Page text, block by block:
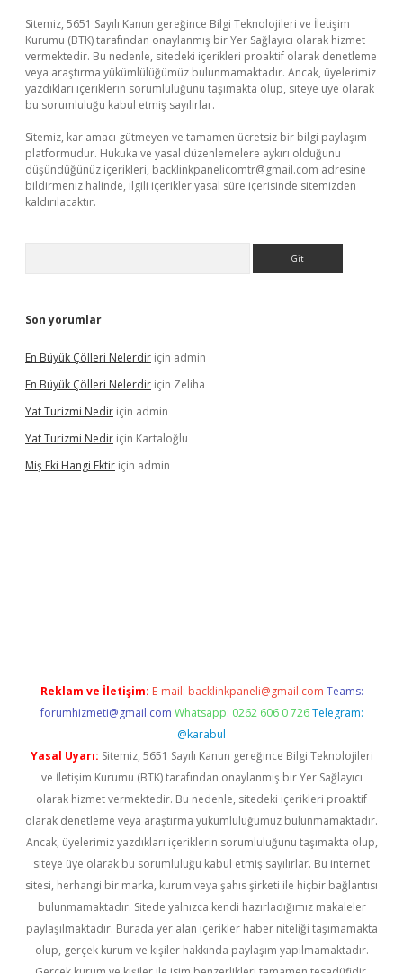
Sitemiz, 5651 Sayılı Kanun gereğince Bilgi Teknolojileri ve İletişim
Kurumu (BTK) tarafından onaylanmış bir Yer Sağlayıcı olarak hizmet
vermektedir. Bu nedenle, sitedeki içerikleri proaktif olarak denetleme
veya araştırma yükümlülüğümüz bulunmamaktadır. Ancak, üyelerimiz
yazdıkları içeriklerin sorumluluğunu taşımakta olup, siteye üye olarak
bu sorumluluğu kabul etmiş sayılırlar.
Sitemiz, kar amacı gütmeyen ve tamamen ücretsiz bir bilgi paylaşım
platformudur. Hukuka ve yasal düzenlemelere aykırı olduğunu
düşündüğünüz içerikleri, backlinkpanelicomtr@gmail.com adresine
bildirmeniz halinde, ilgili içerikler yasal süre içerisinde sitemizden
kaldırılacaktır.
Son yorumlar
En Büyük Çölleri Nelerdir için admin
En Büyük Çölleri Nelerdir için Zeliha
Yat Turizmi Nedir için admin
Yat Turizmi Nedir için Kartaloğlu
Miş Eki Hangi Ektir için admin
Reklam ve İletişim: E-mail: backlinkpaneli@gmail.com Teams:
forumhizmeti@gmail.com Whatsapp: 0262 606 0 726 Telegram:
@karabul
Yasal Uyarı: Sitemiz, 5651 Sayılı Kanun gereğince Bilgi Teknolojileri
ve İletişim Kurumu (BTK) tarafından onaylanmış bir Yer Sağlayıcı
olarak hizmet vermektedir. Bu nedenle, sitedeki içerikleri proaktif
olarak denetleme veya araştırma yükümlülüğümüz bulunmamaktadır.
Ancak, üyelerimiz yazdıkları içeriklerin sorumluluğunu taşımakta olup,
siteye üye olarak bu sorumluluğu kabul etmiş sayılırlar. Bu internet
sitesi, herhangi bir marka, kurum veya şahıs şirketi ile hiçbir bağlantısı
bulunmamaktadır. Sitede yalnızca kendi hazırladığımız makaleler
paylaşılmaktadır. Burada yer alan içerikler haber niteliği taşımamakta
olup, gerçek kurum ve kişiler hakkında paylaşım yapılmamaktadır.